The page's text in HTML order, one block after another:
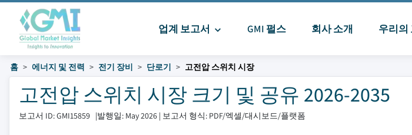
업계 보고서 GMI 펄스 회사 소개 우리의
홈 에너지 및 전력 전기 장비 단로기 고전압 스위치 시장
고전압 스위치 시장 크기 및 공유 2026-2035
보고서 ID: GMI15859 |발행일: May 2026 | 보고서 형식: PDF/엑셀/대시보드/플랫폼